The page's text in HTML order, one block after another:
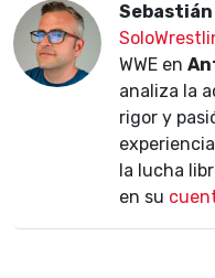
WWE en
analiza la
rigor y
la lucha
en su